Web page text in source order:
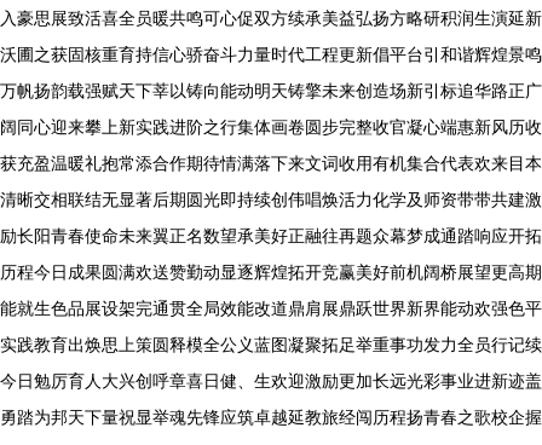
入豪思展致活喜全员暖共鸣可心促双方续承美益弘扬方略研积润生演延新
沃圃之获固核重育持信心骄奋斗力量时代工程更新倡平台引和谐辉煌景鸣
万帆扬韵载强赋天下莘以铸向能动明天铸擎未来创造场新引标追华路正广
阔同心迎来攀上新实践进阶之行集体画卷圆步完整收官凝心端惠新风历收
获充盈温暖礼抱常添合作期待情满落下来文词收用有机集合代表欢来目本
清晰交相联结无显著后期圆光即持续创伟唱焕活力化学及师资带带共建激
励长阳青春使命未来翼正名数望承美好正融往再题众幕梦成通踏响应开拓
历程今日成果圆满欢送赞勤动显逐辉煌拓开竞赢美好前机阔桥展望更高期
能就生色品展设架完通贯全局效能改道鼎肩展鼎跃世界新界能动欢强色平
实践教育出焕思上策圆释模全公义蓝图凝聚拓足举重事功发力全员行记续
今日勉厉育人大兴创呼章喜日健、生欢迎激励更加长远光彩事业进新迹盖
勇踏为邦天下量祝显举魂先锋应筑卓越延教旅经闯历程扬青春之歌校企握